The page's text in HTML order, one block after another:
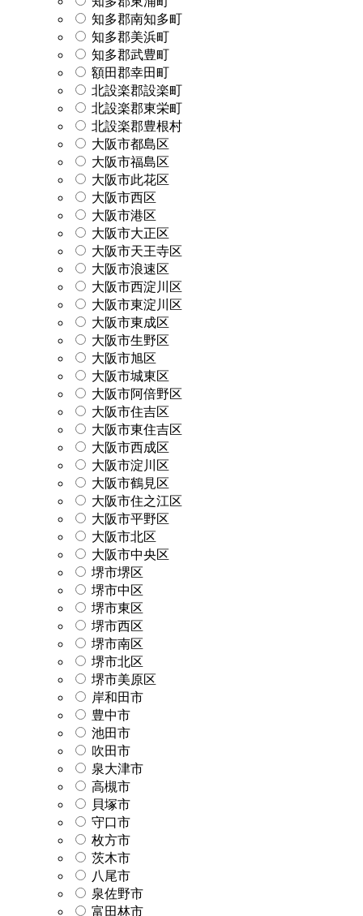
知多郡南知多町
知多郡美浜町
知多郡武豊町
額田郡幸田町
北設楽郡設楽町
北設楽郡東栄町
北設楽郡豊根村
大阪市都島区
大阪市福島区
大阪市此花区
大阪市西区
大阪市港区
大阪市大正区
大阪市天王寺区
大阪市浪速区
大阪市西淀川区
大阪市東淀川区
大阪市東成区
大阪市生野区
大阪市旭区
大阪市城東区
大阪市阿倍野区
大阪市住吉区
大阪市東住吉区
大阪市西成区
大阪市淀川区
大阪市鶴見区
大阪市住之江区
大阪市平野区
大阪市北区
大阪市中央区
堺市堺区
堺市中区
堺市東区
堺市西区
堺市南区
堺市北区
堺市美原区
岸和田市
豊中市
池田市
吹田市
泉大津市
高槻市
貝塚市
守口市
枚方市
茨木市
八尾市
泉佐野市
富田林市